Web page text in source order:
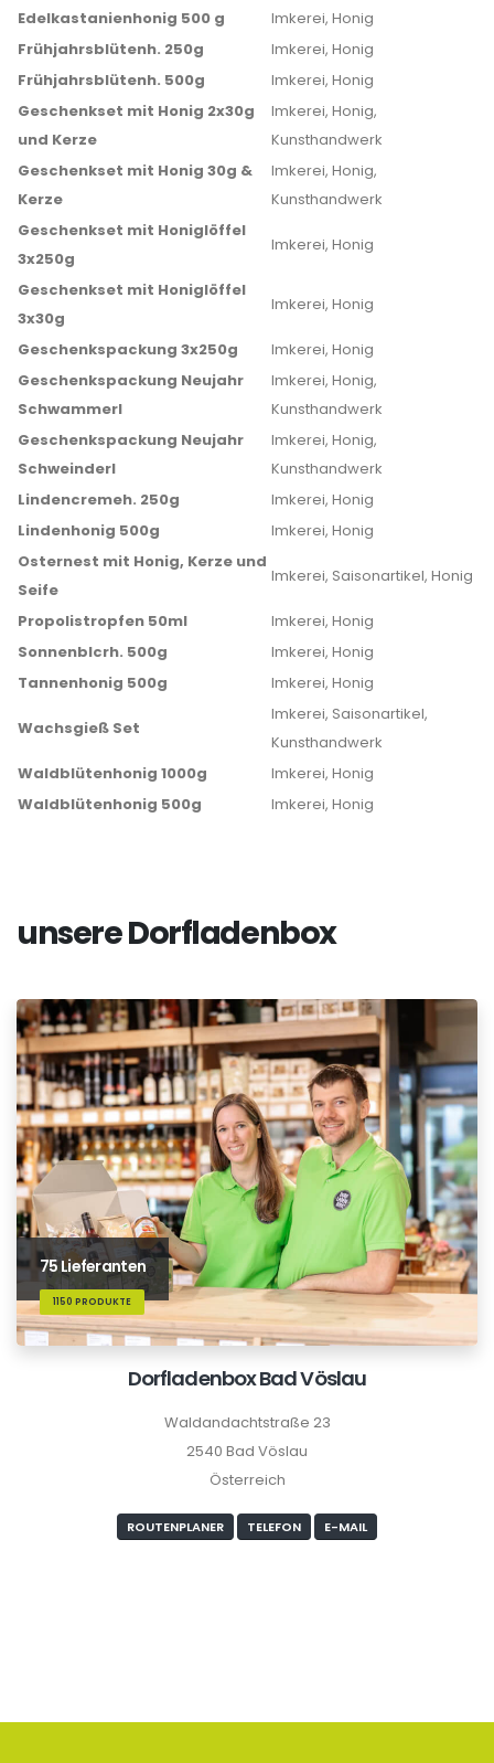
Edelkastanienhonig 500 g
Imkerei, Honig
Frühjahrsblütenh. 250g
Imkerei, Honig
Frühjahrsblütenh. 500g
Imkerei, Honig
Geschenkset mit Honig 2x30g
und Kerze
Imkerei, Honig,
Kunsthandwerk
Geschenkset mit Honig 30g &
Kerze
Imkerei, Honig,
Kunsthandwerk
Geschenkset mit Honiglöffel
3x250g
Imkerei, Honig
Geschenkset mit Honiglöffel
3x30g
Imkerei, Honig
Geschenkspackung 3x250g
Imkerei, Honig
Geschenkspackung Neujahr
Schwammerl
Imkerei, Honig,
Kunsthandwerk
Geschenkspackung Neujahr
Schweinderl
Imkerei, Honig,
Kunsthandwerk
Lindencremeh. 250g
Imkerei, Honig
Lindenhonig 500g
Imkerei, Honig
Osternest mit Honig, Kerze und
Seife
Imkerei, Saisonartikel, Honig
Propolistropfen 50ml
Imkerei, Honig
Sonnenblcrh. 500g
Imkerei, Honig
Tannenhonig 500g
Imkerei, Honig
Wachsgieß Set
Imkerei, Saisonartikel,
Kunsthandwerk
Waldblütenhonig 1000g
Imkerei, Honig
Waldblütenhonig 500g
Imkerei, Honig
unsere Dorfladenbox
75 Lieferanten
1150 PRODUKTE
Dorfladenbox Bad Vöslau
Waldandachtstraße 23
2540 Bad Vöslau
Österreich
ROUTENPLANER TELEFON E-MAIL